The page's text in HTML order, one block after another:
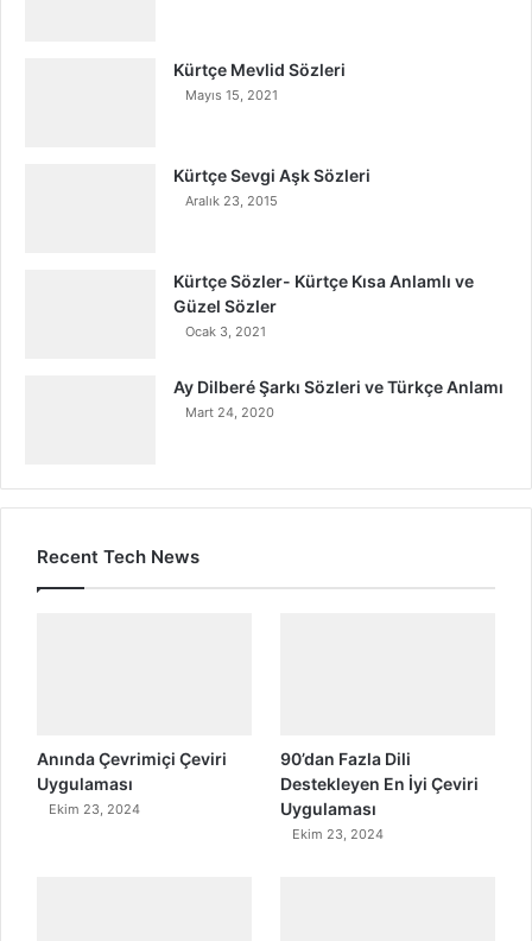
Kürtçe Mevlid Sözleri
Mayıs 15, 2021
Kürtçe Sevgi Aşk Sözleri
Aralık 23, 2015
Kürtçe Sözler- Kürtçe Kısa Anlamlı ve
Güzel Sözler
Ocak 3, 2021
Ay Dilberé Şarkı Sözleri ve Türkçe Anlamı
Mart 24, 2020
Recent Tech News
Anında Çevrimiçi Çeviri
Uygulaması
Ekim 23, 2024
90’dan Fazla Dili
Destekleyen En İyi Çeviri
Uygulaması
Ekim 23, 2024